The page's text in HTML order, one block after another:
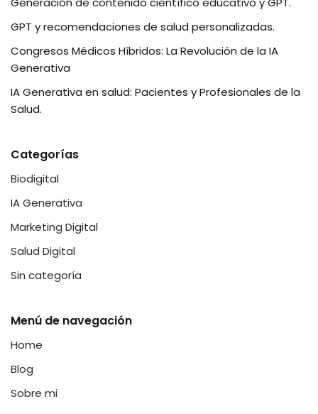
n
GPT y recomendaciones de salud personalizadas.
Congresos Médicos Híbridos: La Revolución de la IA
Generativa
IA Generativa en salud: Pacientes y Profesionales de la
Salud.
Categorías
Biodigital
IA Generativa
Marketing Digital
Salud Digital
Sin categoría
Menú de navegación
Home
Blog
Sobre mi